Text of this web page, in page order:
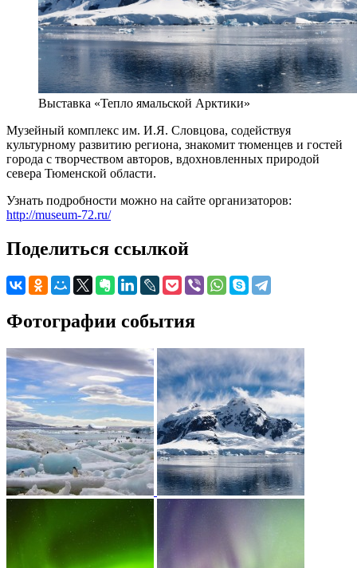
Выставка «Тепло ямальской Арктики»
Музейный комплекс им. И.Я. Словцова, содействуя
культурному развитию региона, знакомит тюменцев и гостей
города с творчеством авторов, вдохновленных природой
севера Тюменской области.
Узнать подробности можно на сайте организаторов:
http://museum-72.ru/
Поделиться ссылкой
Фотографии события